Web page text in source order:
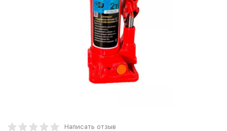
Написать отзыв